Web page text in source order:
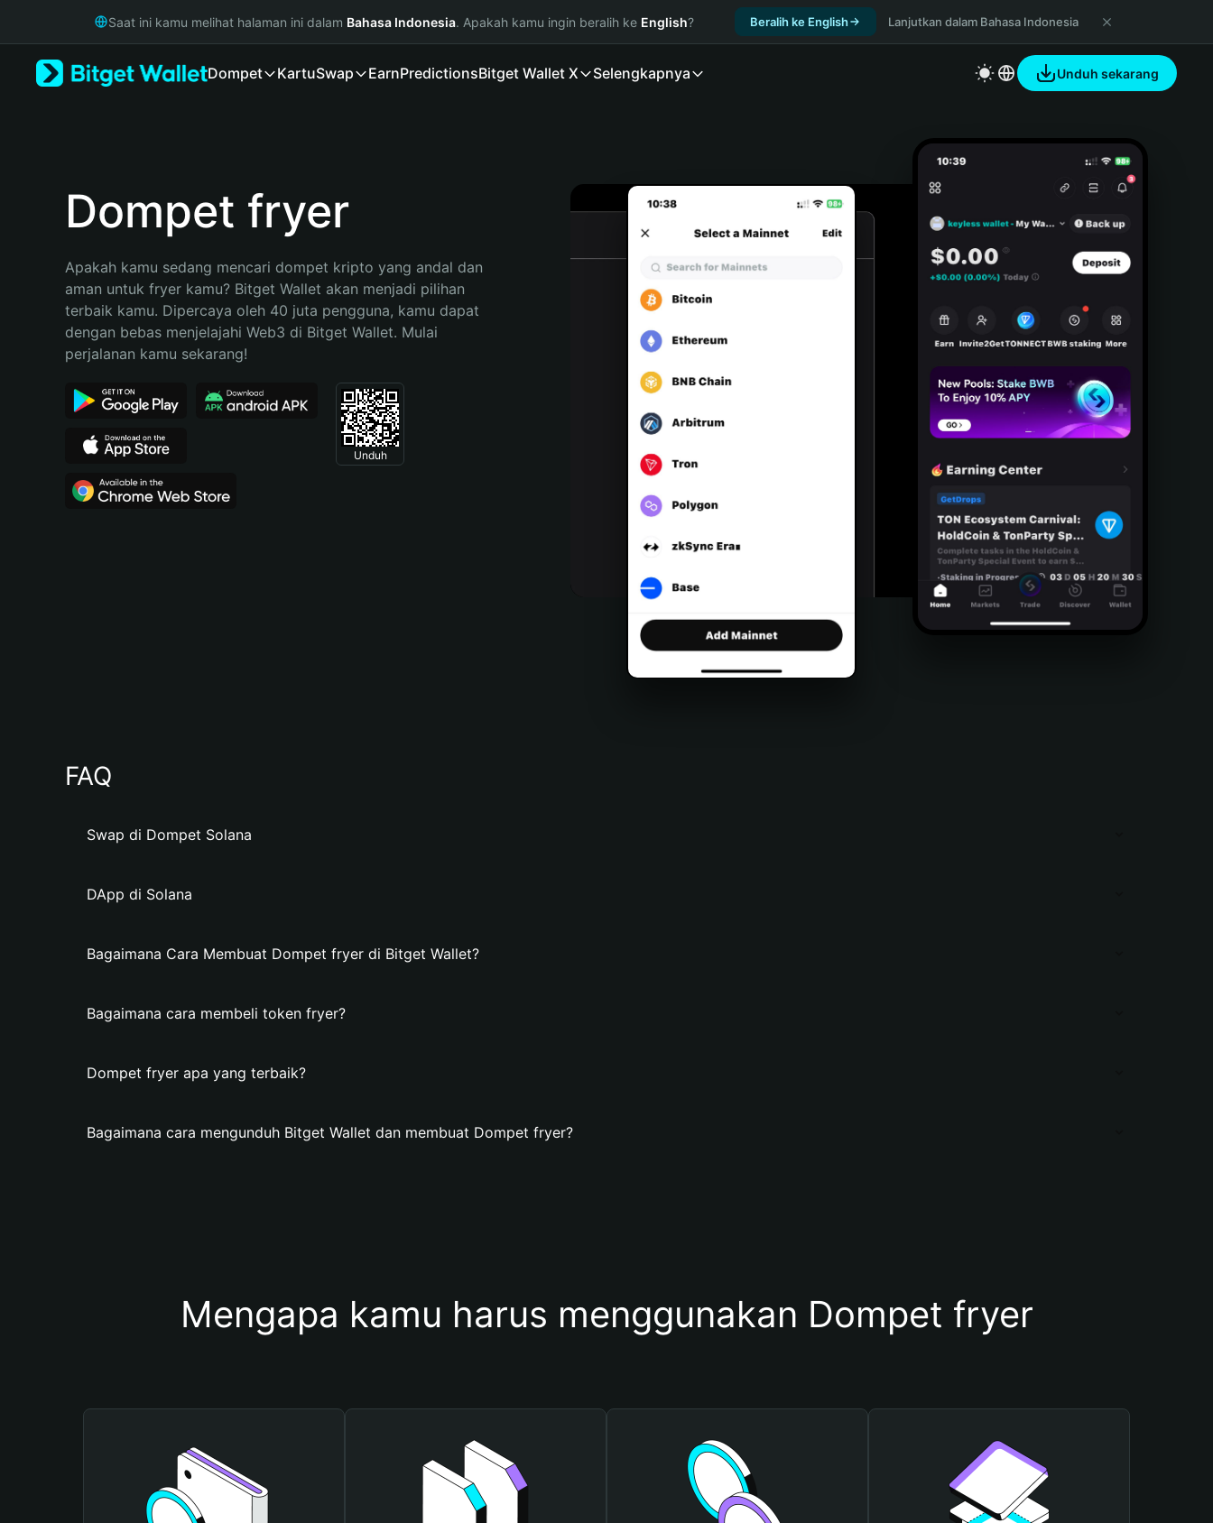
Русский
Bahasa Indonesia
Español (Argentina)
Saat ini kamu melihat halaman ini dalam Bahasa Indonesia. Apakah kamu ingin beralih ke English? Beralih ke English Lanjutkan dalam Bahasa Indonesia
Dompet KartuSwap EarnPredictionsBitget Wallet X Selengkapnya Unduh sekarang
Dompet fryer
Apakah kamu sedang mencari dompet kripto yang andal dan
aman untuk fryer kamu? Bitget Wallet akan menjadi pilihan
terbaik kamu. Dipercaya oleh 40 juta pengguna, kamu dapat
dengan bebas menjelajahi Web3 di Bitget Wallet. Mulai
perjalanan kamu sekarang!
Unduh
FAQ
Swap di Dompet Solana
DApp di Solana
Bagaimana Cara Membuat Dompet fryer di Bitget Wallet?
Bagaimana cara membeli token fryer?
Dompet fryer apa yang terbaik?
Bagaimana cara mengunduh Bitget Wallet dan membuat Dompet fryer?
Mengapa kamu harus menggunakan Dompet fryer